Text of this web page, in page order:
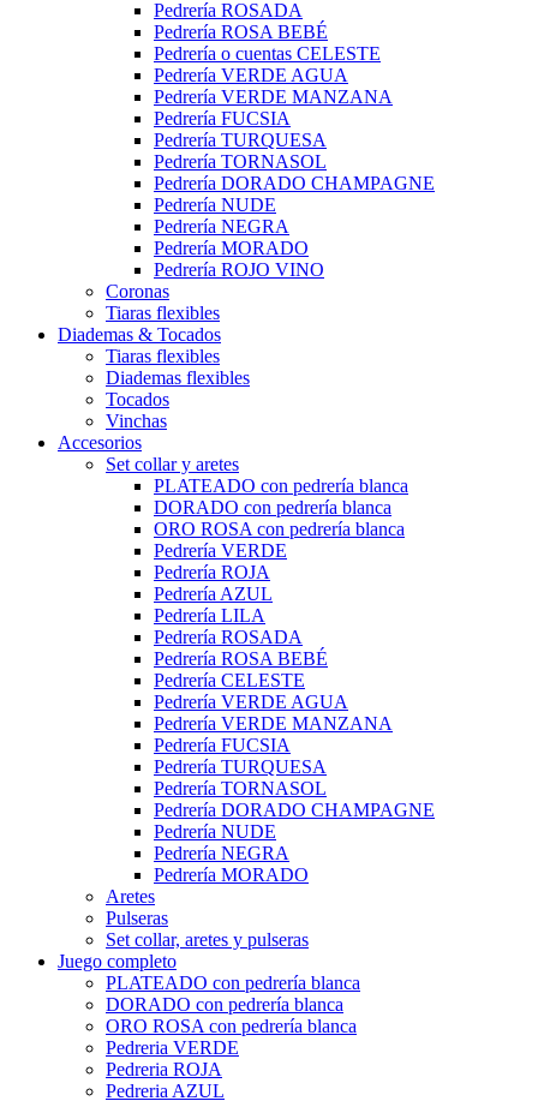
Pedrería ROSADA
Pedrería ROSA BEBÉ
Pedrería o cuentas CELESTE
Pedrería VERDE AGUA
Pedrería VERDE MANZANA
Pedrería FUCSIA
Pedrería TURQUESA
Pedrería TORNASOL
Pedrería DORADO CHAMPAGNE
Pedrería NUDE
Pedrería NEGRA
Pedrería MORADO
Pedrería ROJO VINO
Coronas
Tiaras flexibles
Diademas & Tocados
Tiaras flexibles
Diademas flexibles
Tocados
Vinchas
Accesorios
Set collar y aretes
PLATEADO con pedrería blanca
DORADO con pedrería blanca
ORO ROSA con pedrería blanca
Pedrería VERDE
Pedrería ROJA
Pedrería AZUL
Pedrería LILA
Pedrería ROSADA
Pedrería ROSA BEBÉ
Pedrería CELESTE
Pedrería VERDE AGUA
Pedrería VERDE MANZANA
Pedrería FUCSIA
Pedrería TURQUESA
Pedrería TORNASOL
Pedrería DORADO CHAMPAGNE
Pedrería NUDE
Pedrería NEGRA
Pedrería MORADO
Aretes
Pulseras
Set collar, aretes y pulseras
Juego completo
PLATEADO con pedrería blanca
DORADO con pedrería blanca
ORO ROSA con pedrería blanca
Pedreria VERDE
Pedreria ROJA
Pedreria AZUL